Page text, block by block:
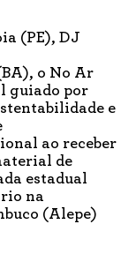
(PE), DJ
o No Ar
guiado por
e
ao receber
de
estadual
na
(Alepe)